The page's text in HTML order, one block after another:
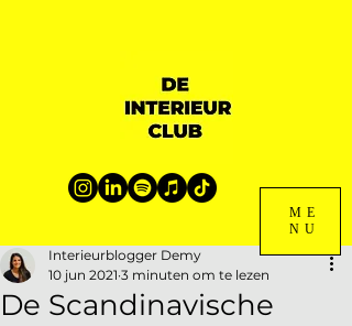
ME
NU
De Scandinavische
Interieurblogger Demy
10 jun 2021 3 minuten om te lezen